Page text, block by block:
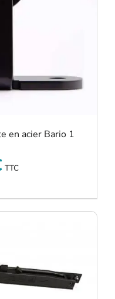
en acier Bario 1
TTC